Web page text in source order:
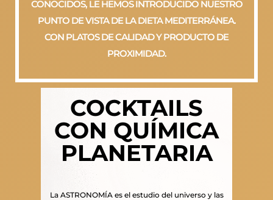
CONOCIDOS, LE HEMOS INTRODUCIDO NUESTRO
PUNTO DE VISTA DE LA DIETA MEDITERRÁNEA.
CON PLATOS DE CALIDAD Y PRODUCTO DE
PROXIMIDAD.
COCKTAILS
CON QUÍMICA
PLANETARIA
La ASTRONOMÍA es el estudio del universo y las